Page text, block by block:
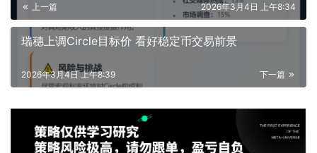
上一篇 2026年3月4日 上午8:34
瑞穗上调Circle目标价 看好稳定币交易前景
下一篇
2026年3月4日 上午8:39